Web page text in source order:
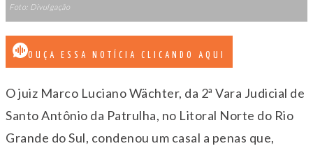
Foto: Divulgação
OUÇA ESSA NOTÍCIA CLICANDO AQUI
O juiz Marco Luciano Wächter, da 2ª Vara Judicial de
Santo Antônio da Patrulha, no Litoral Norte do Rio
Grande do Sul, condenou um casal a penas que,